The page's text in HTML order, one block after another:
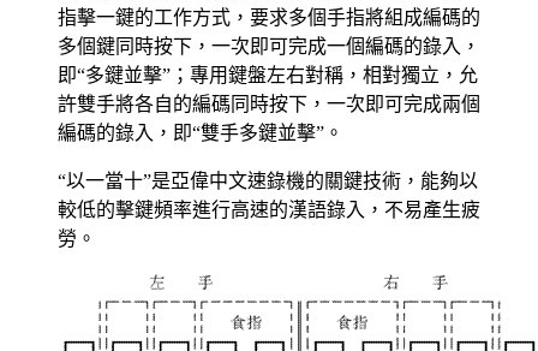
指擊一鍵的工作方式，要求多個手指將組成編碼的
多個鍵同時按下，一次即可完成一個編碼的錄入，
即“多鍵並擊”；專用鍵盤左右對稱，相對獨立，允
許雙手將各自的編碼同時按下，一次即可完成兩個
編碼的錄入，即“雙手多鍵並擊”。
“以一當十”是亞偉中文速錄機的關鍵技術，能夠以
較低的擊鍵頻率進行高速的漢語錄入，不易產生疲
勞。